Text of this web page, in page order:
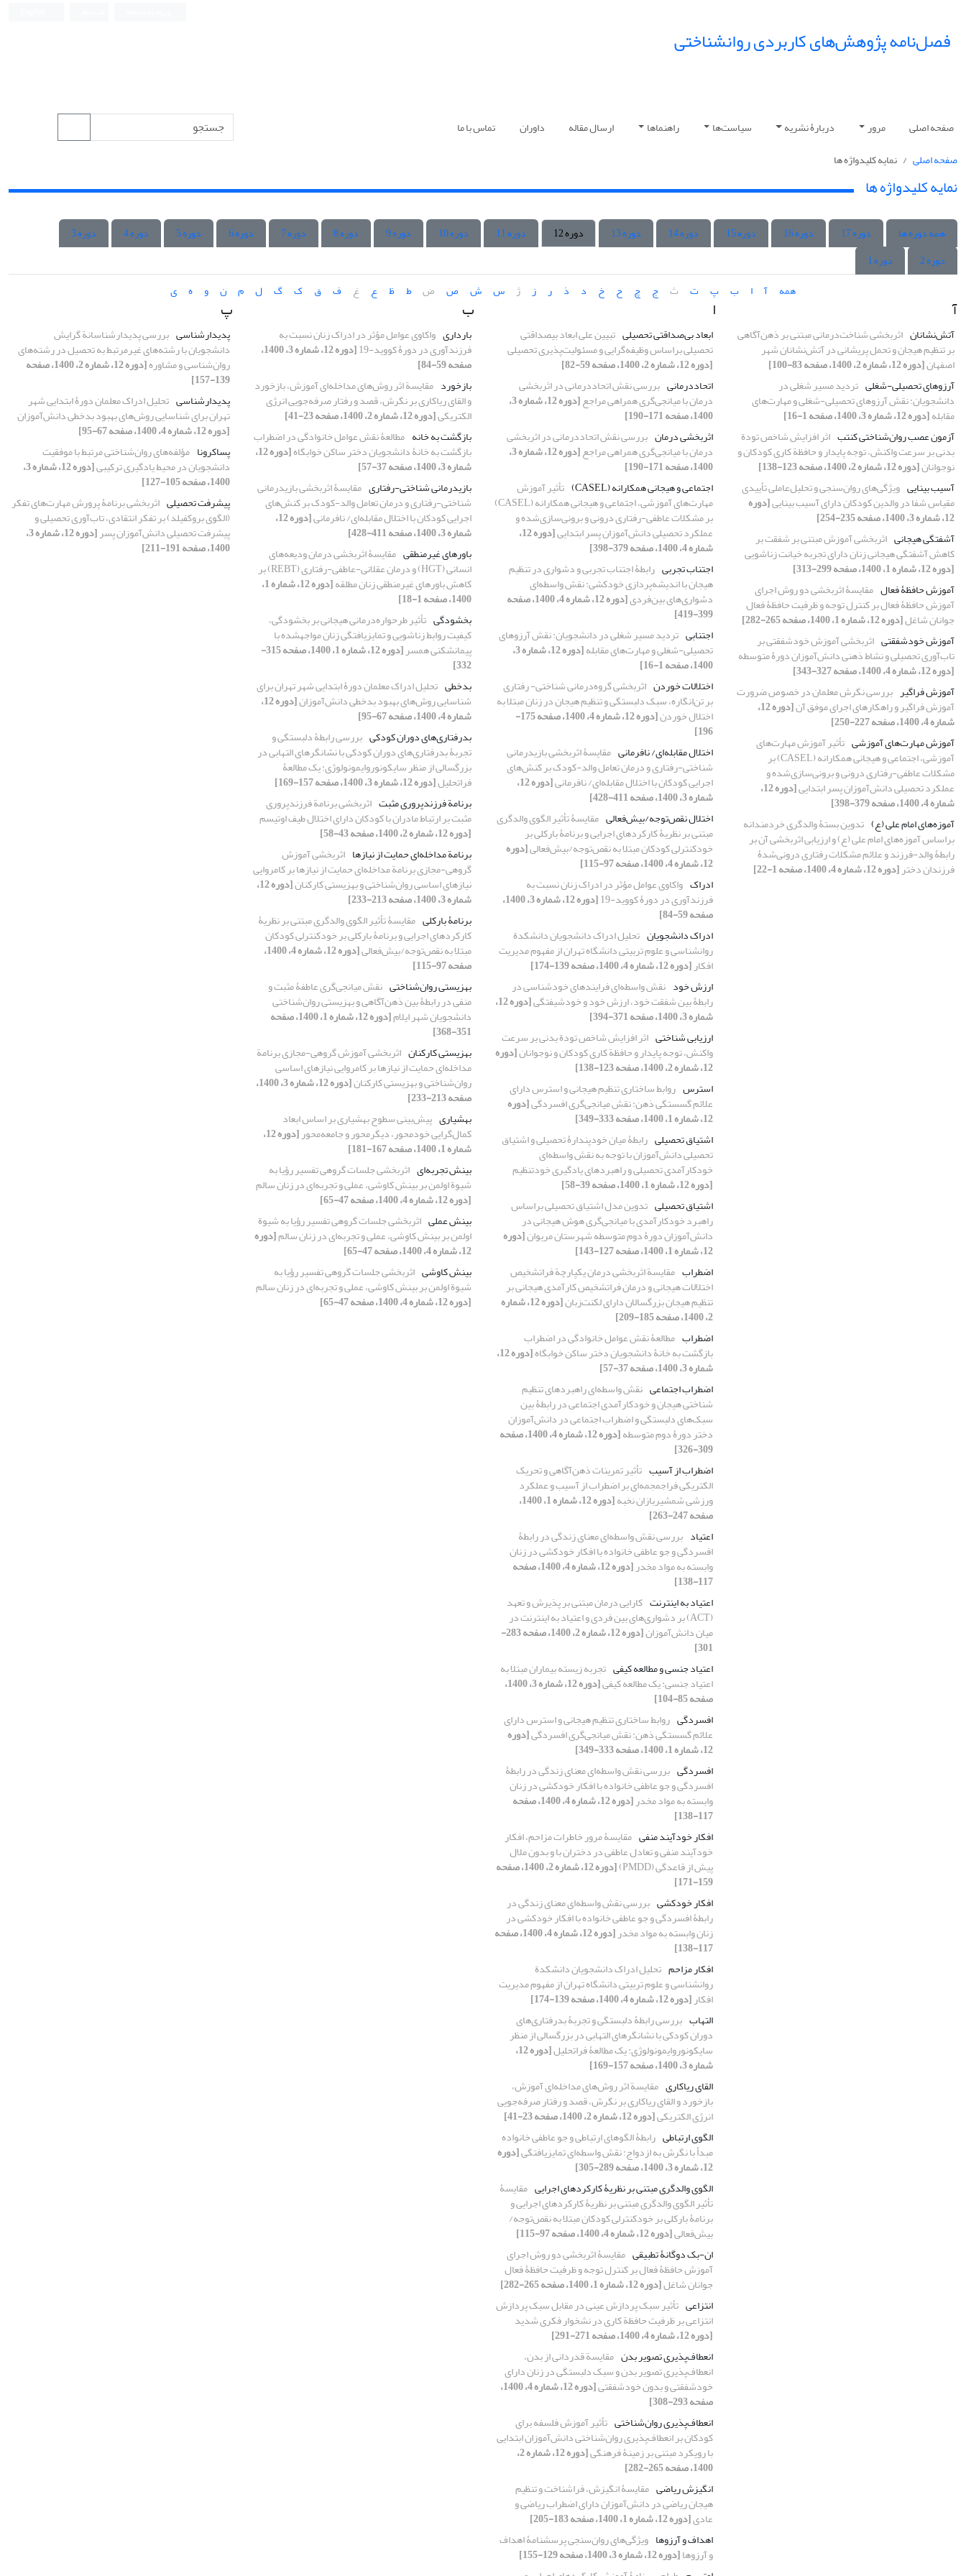
فصل‌نامه پژوهش‌های کاربردی روانشناختی
صفحه اصلی مرور دربارۀ نشریه سیاست‌ها راهنماها ارسال مقاله داوران
تماس با ما
صفحه اصلی
نمایه کلیدواژه ها
نمایه کلیدواژه ها
همه دوره ها دوره 17 دوره 16 دوره 15 دوره 14 دوره 13 دوره 12 دوره 11 دوره 10 دوره 9 دوره 8 دوره 7 دوره 6 دوره 5 دوره 4
دوره 3
دوره 2
دوره 1
همه
آ ا ب پ ت ث ج چ ح خ د ذ ر ز ژ س ش ص ض ط ظ ع غ ف ق ک گ ل م ن و ه ی
آ
آتش‌نشانان اثربخشی شناخت‌درمانی مبتنی بر ذهن‌آگاهی
بر تنظیم هیجان و تحمل پریشانی در آتش‌نشانان شهر
اصفهان[دوره 12، شماره 2، 1400، صفحه 83-100]
آرزوهای تحصیلی-شغلی تردید مسیر شغلی در
دانشجویان: نقش آرزوهای تحصیلی-شغلی و مهارت‌های
مقابله[دوره 12، شماره 3، 1400، صفحه 1-16]
آزمون عصب روان‌شناختی کنتب اثر افزایش شاخص تودة
بدنی بر سرعت واکنش، توجه پایدار و حافظة کاری کودکان و
نوجوانان[دوره 12، شماره 2، 1400، صفحه 123-138]
آسیب بینایی ویژگی‌های روان‌سنجی و تحلیل‌عاملی تأییدی
مقیاس شفا در والدین کودکان دارای آسیب بینایی[دوره
12، شماره 3، 1400، صفحه 235-254]
آشفتگی هیجانی اثربخشی آموزش مبتنی بر شفقت بر
کاهش آشفتگی هیجانی زنان دارای تجربه خیانت زناشویی
[دوره 12، شماره 1، 1400، صفحه 299-313]
آموزش حافظۀ فعال مقایسۀ اثربخشی دو روش اجرای
آموزش حافظۀ فعال بر کنترل توجه و ظرفیت حافظۀ فعال
جوانان شاغل[دوره 12، شماره 1، 1400، صفحه 265-282]
آموزش خودشفقتی اثربخشی آموزش خودشفقتی بر
تاب‌آوری تحصیلی و نشاط ذهنی دانش‌آموزان دورۀ متوسطه
[دوره 12، شماره 4، 1400، صفحه 327-343]
آموزش فراگیر بررسی نگرش معلمان در خصوص ضرورت
آموزش فراگیر و راهکارهای اجرای موفق آن [دوره 12،
شماره 4، 1400، صفحه 227-250]
آموزش مهارت‌های آموزشی تأثیر آموزش مهارت‌های
آموزشی، اجتماعی و هیجانی همکارانه (CASEL) بر
مشکلات عاطفی-رفتاری درونی و برونی‌سازی‌شده و
عملکرد تحصیلی دانش‌آموزان پسر ابتدایی [دوره 12،
شماره 4، 1400، صفحه 379-398]
آموزه‌های امام علی (ع) تدوین بستۀ والدگری خردمندانه
براساس آموزه‌های امام علی (ع) و ارزیابی اثربخشی آن بر
رابطۀ والد-فرزند و علائم مشکلات رفتاری درونی‌شدۀ
فرزندان دختر[دوره 12، شماره 4، 1400، صفحه 1-22]
ا
ابعاد بی‌صداقتی تحصیلی تبیین علی ابعاد بیصداقتی
تحصیلی براساس وظیفه‌گرایی و مسئولیت‌پذیری تحصیلی
[دوره 12، شماره 2، 1400، صفحه 59-82]
اتحاددرمانی بررسی نقش اتحاددرمانی در اثربخشی
درمان با میانجی‌گری همراهی مراجع [دوره 12، شماره 3،
1400، صفحه 171-190]
اثربخشی درمان بررسی نقش اتحاددرمانی در اثربخشی
درمان با میانجی‌گری همراهی مراجع [دوره 12، شماره 3،
1400، صفحه 171-190]
اجتماعی و هیجانی همکارانه (CASEL)
تأثیر آموزش
مهارت‌های آموزشی، اجتماعی و هیجانی همکارانه (CASEL)
بر مشکلات عاطفی-رفتاری درونی و برونی‌سازی‌شده و
عملکرد تحصیلی دانش‌آموزان پسر ابتدایی [دوره 12،
شماره 4، 1400، صفحه 379-398]
اجتناب تجربی رابطۀ اجتناب تجربی و دشواری در تنظیم
هیجان با اندیشه‌پردازی خودکشی: نقش واسطه‌ای
دشواری‌های بین‌فردی [دوره 12، شماره 4، 1400، صفحه
399-419]
اجتنابی تردید مسیر شغلی در دانشجویان: نقش آرزوهای
تحصیلی-شغلی و مهارت‌های مقابله [دوره 12، شماره 3،
1400، صفحه 1-16]
اختلالات خوردن اثربخشی گروه‌درمانی شناختی- رفتاری
بر تن‌انگاره، سبک دلبستگی و تنظیم هیجان در زنان مبتلا به
اختلال خوردن [دوره 12، شماره 4، 1400، صفحه 175-
196]
اختلال مقابله‌ای/ نافرمانی مقایسۀ اثربخشی بازیدرمانی
شناختی-رفتاری و درمان تعامل والد-کودک بر کنش‌های
اجرایی کودکان با اختلال مقابله‌ای/ نافرمانی [دوره 12،
شماره 3، 1400، صفحه 411-428]
اختلال نقص‌توجه/بیش‌فعالی مقایسۀ تأثیر الگوی والدگری
مبتنی بر نظریۀ کارکردهای اجرایی و برنامۀ بارکلی بر
خودکنترلی کودکان مبتلا به نقص‌توجه/بیش‌فعالی[دوره
12، شماره 4، 1400، صفحه 97-115]
ادراک واکاوی عوامل مؤثر در ادراک زنان نسبت به
فرزندآوری در دورۀ کووید-19 [دوره 12، شماره 3، 1400،
صفحه 59-84]
ادراک دانشجویان تحلیل ادراک دانشجویان دانشکدة
روانشناسی و علوم تربیتی دانشگاه تهران از مفهوم مدیریت
افکار[دوره 12، شماره 4، 1400، صفحه 139-174]
ارزش خود نقش واسطه‌ای فرایندهای خودشناسی در
رابطۀ بین شفقت خود، ارزش خود و خودشیفتگی [دوره 12،
شماره 3، 1400، صفحه 371-394]
ارزیابی شناختی اثر افزایش شاخص تودة بدنی بر سرعت
واکنش، توجه پایدار و حافظة کاری کودکان و نوجوانان[دوره
12، شماره 2، 1400، صفحه 123-138]
استرس روابط ساختاری تنظیم هیجانی و استرس دارای
علائم گسستگی ذهن: نقش میانجی‌گری افسردگی[دوره
12، شماره 1، 1400، صفحه 333-349]
اشتیاق تحصیلی رابطۀ میان خودپندارۀ تحصیلی و اشتیاق
تحصیلی دانش‌آموزان با توجه به نقش واسطه‌ای
خودکارآمدی تحصیلی و راهبردهای یادگیری خودتنظیم
[دوره 12، شماره 1، 1400، صفحه 39-58]
اشتیاق تحصیلی تدوین مدل اشتیاق تحصیلی براساس
راهبرد خودکارآمدی با میانجی‌گری هوش هیجانی در
دانش‌آموزان دورۀ دوم متوسطه شهرستان مریوان[دوره
12، شماره 1، 1400، صفحه 127-143]
اضطراب مقایسة اثربخشی درمان یکپارچة فراتشخیص
اختلالات هیجانی و درمان فراتشخیص کارآمدی هیجانی بر
تنظیم هیجان بزرگسالان دارای لکنت‌زبان [دوره 12، شماره
2، 1400، صفحه 185-209]
اضطراب مطالعۀ نقش عوامل خانوادگی در اضطراب
بازگشت به خانۀ دانشجویان دختر ساکن خوابگاه [دوره 12،
شماره 3، 1400، صفحه 37-57]
اضطراب اجتماعی نقش واسطه‌ای راهبردهای تنظیم
شناختی هیجان و خودکارآمدی اجتماعی در رابطۀ بین
سبک‌های دلبستگی و اضطراب اجتماعی در دانش‌آموزان
دختر دورۀ دوم متوسطه [دوره 12، شماره 4، 1400، صفحه
309-326]
اضطراب از آسیب تأثیر تمرینات ذهن‌آگاهی و تحریک
الکتریکی فراجمجمه‌ای بر اضطراب از آسیب و عملکرد
ورزشی شمشیربازان نخبه [دوره 12، شماره 1، 1400،
صفحه 247-263]
اعتیاد بررسی نقش واسطه‌ای معنای زندگی در رابطۀ
افسردگی و جو عاطفی خانواده با افکار خودکشی در زنان
وابسته به مواد مخدر [دوره 12، شماره 4، 1400، صفحه
117-138]
اعتیاد به اینترنت کارایی درمان مبتنی بر پذیرش و تعهد
(ACT) بر دشواری‌های بین فردی و اعتیاد به اینترنت در
میان دانش‌آموزان [دوره 12، شماره 2، 1400، صفحه 283-
301]
اعتیاد جنسی و مطالعه کیفی تجربه زیسته بیماران مبتلا به
اعتیاد جنسی: یک مطالعه کیفی [دوره 12، شماره 3، 1400،
صفحه 85-104]
افسردگی روابط ساختاری تنظیم هیجانی و استرس دارای
علائم گسستگی ذهن: نقش میانجی‌گری افسردگی[دوره
12، شماره 1، 1400، صفحه 333-349]
افسردگی بررسی نقش واسطه‌ای معنای زندگی در رابطۀ
افسردگی و جو عاطفی خانواده با افکار خودکشی در زنان
وابسته به مواد مخدر [دوره 12، شماره 4، 1400، صفحه
117-138]
افکار خودآیند منفی مقایسۀ مرور خاطرات مزاحم، افکار
خودآیند منفی و تعادل عاطفی در دختران با و بدون ملال
پیش از قاعدگی (PMDD) [دوره 12، شماره 2، 1400، صفحه
159-171]
افکار خودکشی بررسی نقش واسطه‌ای معنای زندگی در
رابطۀ افسردگی و جو عاطفی خانواده با افکار خودکشی در
زنان وابسته به مواد مخدر [دوره 12، شماره 4، 1400، صفحه
117-138]
افکار مزاحم تحلیل ادراک دانشجویان دانشکدة
روانشناسی و علوم تربیتی دانشگاه تهران از مفهوم مدیریت
افکار[دوره 12، شماره 4، 1400، صفحه 139-174]
التهاب بررسی رابطۀ دلبستگی و تجربۀ بدرفتاری‌های
دوران کودکی با نشانگرهای التهابی در بزرگسالی از منظر
سایکونوروایمونولوژی: یک مطالعۀ فراتحلیل [دوره 12،
شماره 3، 1400، صفحه 157-169]
القای ریاکاری مقایسة اثر روش‌های مداخله‌ای آموزش،
بازخورد و القای ریاکاری بر نگرش، قصد و رفتار صرفه‌جویی
انرژی الکتریکی[دوره 12، شماره 2، 1400، صفحه 23-41]
الگوی ارتباطی رابطۀ الگوهای ارتباطی و جو عاطفی خانواده
مبدأ با نگرش به ازدواج: نقش واسطه‌ای تمایز‌یافتگی[دوره
12، شماره 3، 1400، صفحه 289-305]
الگوی والدگری مبتنی بر نظریۀ کارکردهای اجرایی مقایسۀ
تأثیر الگوی والدگری مبتنی بر نظریۀ کارکردهای اجرایی و
برنامۀ بارکلی بر خودکنترلی کودکان مبتلا به نقص‌توجه/
بیش‌فعالی[دوره 12، شماره 4، 1400، صفحه 97-115]
ان-بک دوگانۀ تطبیقی مقایسۀ اثربخشی دو روش اجرای
آموزش حافظۀ فعال بر کنترل توجه و ظرفیت حافظۀ فعال
جوانان شاغل[دوره 12، شماره 1، 1400، صفحه 265-282]
انتزاعی تأثیر سبک پردازش عینی در مقابل سبک پردازش
انتزاعی بر ظرفیت حافظة ‌کاری در نشخوار فکری شدید
[دوره 12، شماره 4، 1400، صفحه 271-291]
انعطاف‌پذیری تصویر بدن مقایسة قدردانی از بدن،
انعطاف‌پذیری تصویر بدن و سبک دلبستگی در زنان دارای
خودشفقتی و بدون خودشفقتی [دوره 12، شماره 4، 1400،
صفحه 293-308]
انعطاف‌پذیری روان‌شناختی تأثیر آموزش فلسفه برای
کودکان بر انعطاف‌پذیری روان‌شناختی دانش‌آموزان ابتدایی
با رویکرد مبتنی بر زمینۀ فرهنگی [دوره 12، شماره 2،
1400، صفحه 265-282]
انگیزش ریاضی مقایسۀ انگیزش، فراشناخت و تنظیم
هیجان ریاضی در دانش‌آموزان دارای اضطراب ریاضی و
عادی[دوره 12، شماره 1، 1400، صفحه 183-205]
اهداف و آرزوها ویژگی‌های روان‌سنجی پرسشنامۀ اهداف
و آرزوها[دوره 12، شماره 3، 1400، صفحه 129-155]
ب
بارداری واکاوی عوامل مؤثر در ادراک زنان نسبت به
فرزندآوری در دورۀ کووید-19 [دوره 12، شماره 3، 1400،
صفحه 59-84]
بازخورد مقایسة اثر روش‌های مداخله‌ای آموزش، بازخورد
و القای ریاکاری بر نگرش، قصد و رفتار صرفه‌جویی انرژی
الکتریکی[دوره 12، شماره 2، 1400، صفحه 23-41]
بازگشت به خانه مطالعۀ نقش عوامل خانوادگی در اضطراب
بازگشت به خانۀ دانشجویان دختر ساکن خوابگاه [دوره 12،
شماره 3، 1400، صفحه 37-57]
بازیدرمانی شناختی-رفتاری مقایسۀ اثربخشی بازیدرمانی
شناختی-رفتاری و درمان تعامل والد-کودک بر کنش‌های
اجرایی کودکان با اختلال مقابله‌ای/ نافرمانی [دوره 12،
شماره 3، 1400، صفحه 411-428]
باورهای غیرمنطقی مقایسۀ اثربخشی درمان ودیعه‌های
انسانی (HGT) و درمان عقلانی-عاطفی-رفتاری (REBT) بر
کاهش باورهای غیرمنطقی زنان مطلقه [دوره 12، شماره 1،
1400، صفحه 1-18]
بخشودگی تأثیر طرحواره‌درمانی هیجانی بر بخشودگی،
کیفیت روابط زناشویی و تمایزیافتگی زنان مواجهشده با
پیمانشکنی همسر [دوره 12، شماره 1، 1400، صفحه 315-
332]
بدخطی تحلیل ادراک معلمان دورۀ ابتدایی شهر تهران برای
شناسایی روش‌های بهبود بدخطی دانش‌آموزان [دوره 12،
شماره 4، 1400، صفحه 67-95]
بدرفتاری‌های دوران کودکی بررسی رابطۀ دلبستگی و
تجربۀ بدرفتاری‌های دوران کودکی با نشانگرهای التهابی در
بزرگسالی از منظر سایکونوروایمونولوژی: یک مطالعۀ
فراتحلیل[دوره 12، شماره 3، 1400، صفحه 157-169]
برنامة فرزندپروری مثبت اثربخشی برنامة فرزندپروری
مثبت بر ارتباط مادران با کودکان دارای اختلال طیف اوتیسم
[دوره 12، شماره 2، 1400، صفحه 43-58]
برنامة مداخله‌ای حمایت از نیازها اثربخشی آموزش
گروهی-مجازی برنامة مداخله‌ای حمایت از نیازها بر کامروایی
نیازهای اساسی روان‌شناختی و بهزیستی کارکنان [دوره 12،
شماره 3، 1400، صفحه 213-233]
برنامۀ بارکلی مقایسۀ تأثیر الگوی والدگری مبتنی بر نظریۀ
کارکردهای اجرایی و برنامۀ بارکلی بر خودکنترلی کودکان
مبتلا به نقص‌توجه/بیش‌فعالی [دوره 12، شماره 4، 1400،
صفحه 97-115]
بهزیستی روان‌شناختی نقش میانجی‌گری عاطفۀ مثبت و
منفی در رابطۀ بین ذهن‌آگاهی و بهزیستی روان‌شناختی
دانشجویان شهر ایلام [دوره 12، شماره 1، 1400، صفحه
351-368]
بهزیستی کارکنان اثربخشی آموزش گروهی-مجازی برنامة
مداخله‌ای حمایت از نیازها بر کامروایی نیازهای اساسی
روان‌شناختی و بهزیستی کارکنان [دوره 12، شماره 3، 1400،
صفحه 213-233]
بهشیاری پیش‌بینی سطوح بهشیاری بر اساس ابعاد
کمال‌گرایی خودمحور، دیگرمحور و جامعه‌محور [دوره 12،
شماره 1، 1400، صفحه 167-181]
بینش تجربه‌ای اثربخشی جلسات گروهی تفسیر رؤیا به
شیوة اولمن بر بینش کاوشی، عملی و تجربه‌ای در زنان سالم
[دوره 12، شماره 4، 1400، صفحه 47-65]
بینش عملی اثربخشی جلسات گروهی تفسیر رؤیا به شیوة
اولمن بر بینش کاوشی، عملی و تجربه‌ای در زنان سالم[دوره
12، شماره 4، 1400، صفحه 47-65]
بینش کاوشی اثربخشی جلسات گروهی تفسیر رؤیا به
شیوة اولمن بر بینش کاوشی، عملی و تجربه‌ای در زنان سالم
[دوره 12، شماره 4، 1400، صفحه 47-65]
پ
پدیدارشناسی بررسی پدیدارشناسانة گرایش
دانشجویان با رشته‌های غیرمرتبط به تحصیل در رشته‌های
روان‌شناسی و مشاوره [دوره 12، شماره 2، 1400، صفحه
139-157]
پدیدارشناسی تحلیل ادراک معلمان دورۀ ابتدایی شهر
تهران برای شناسایی روش‌های بهبود بدخطی دانش‌آموزان
[دوره 12، شماره 4، 1400، صفحه 67-95]
پساکرونا مؤلفه‌های روان‌شناختی مرتبط با موفقیت
دانشجویان در محیط یادگیری ترکیبی [دوره 12، شماره 3،
1400، صفحه 105-127]
پیشرفت تحصیلی اثربخشی برنامۀ پرورش مهارت‌های تفکر
(الگوی بروکفیلد) بر تفکر انتقادی، تاب‌آوری تحصیلی و
پیشرفت تحصیلی دانش‌آموزان پسر [دوره 12، شماره 3،
1400، صفحه 191-211]